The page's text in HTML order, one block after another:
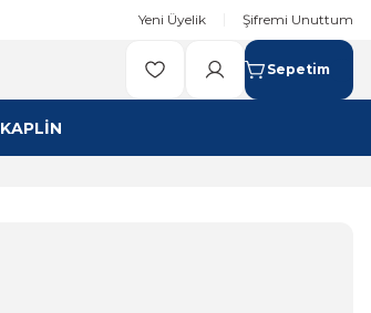
Yeni Üyelik Şifremi Unuttum
Sepetim
KAPLİN